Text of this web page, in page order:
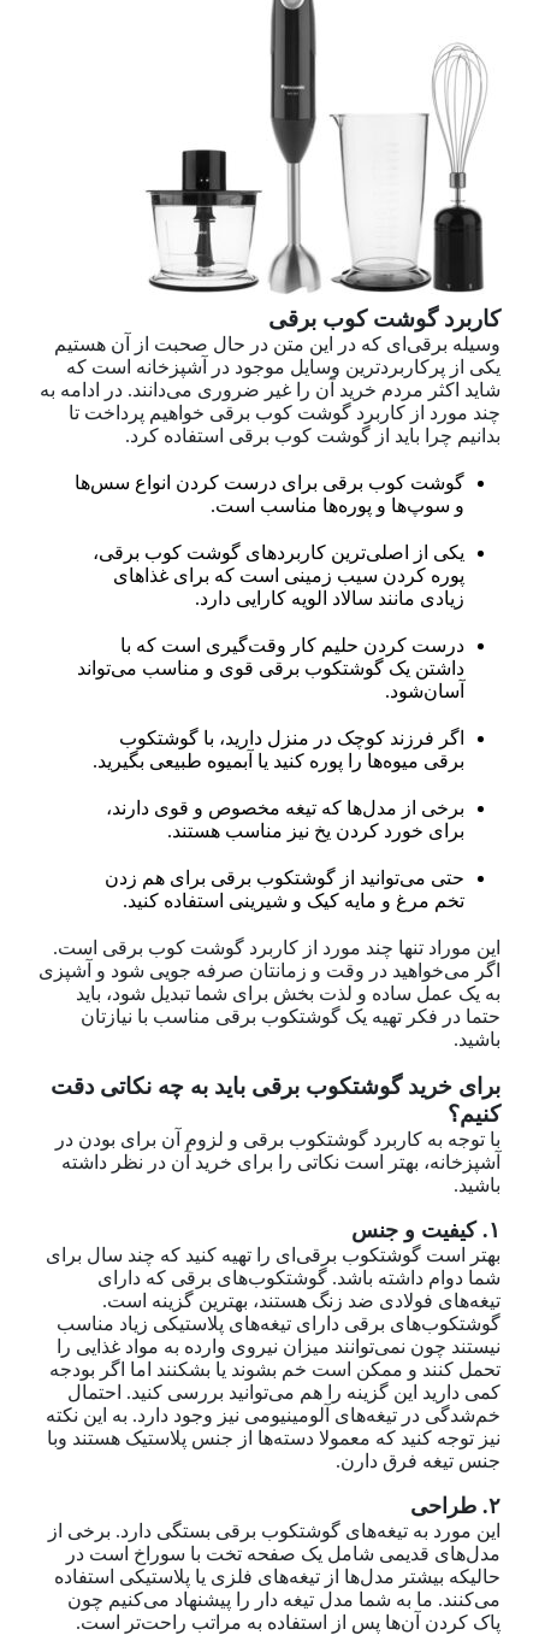
کاربرد گوشت کوب برقی
وسیله‌ برقی‌ای که در این متن در حال صحبت از آن هستیم
یکی از پرکاربردترین وسایل موجود در آشپزخانه است که
شاید اکثر مردم خرید آن را غیر ضروری می‌دانند. در ادامه به
چند مورد از کاربرد گوشت کوب برقی خواهیم پرداخت تا
بدانیم چرا باید از گوشت کوب برقی استفاده کرد.
گوشت کوب برقی برای درست کردن انواع سس‌ها
و سوپ‌ها و پوره‌ها مناسب است.
یکی از اصلی‌ترین کاربردهای گوشت کوب برقی،
پوره کردن سیب زمینی است که برای غذاهای
زیادی مانند سالاد الویه کارایی دارد.
درست کردن حلیم کار وقت‌گیری است که با
داشتن یک گوشتکوب برقی قوی و مناسب می‌تواند
آسان‌شود.
اگر فرزند کوچک در منزل دارید، با گوشتکوب
برقی میوه‌ها را پوره کنید یا آبمیوه طبیعی بگیرید.
برخی از مدل‌ها که تیغه مخصوص و قوی دارند،
برای خورد کردن یخ نیز مناسب هستند.
حتی می‌توانید از گوشتکوب برقی برای هم‌ زدن
تخم مرغ و مایه کیک و شیرینی استفاده کنید.
این موراد تنها چند مورد از کاربرد گوشت کوب برقی است.
اگر می‌خواهید در وقت و زمانتان صرفه جویی شود و آشپزی
به یک عمل ساده و لذت بخش برای شما تبدیل شود، باید
حتما در فکر تهیه یک گوشتکوب برقی مناسب با نیازتان
باشید.
برای خرید گوشتکوب برقی باید به چه نکاتی دقت
کنیم؟
با توجه به کاربرد گوشتکوب برقی و لزوم آن برای بودن در
آشپزخانه، بهتر است نکاتی را برای خرید آن در نظر داشته
باشید.
۱. کیفیت و جنس
بهتر است گوشتکوب برقی‌ای را تهیه کنید که چند سال برای
شما دوام داشته باشد. گوشتکوب‌های برقی که دارای
تیغه‌های فولادی ضد زنگ هستند، بهترین گزینه است.
گوشتکوب‌های برقی دارای تیغه‌های پلاستیکی زیاد مناسب
نیستند چون نمی‌توانند میزان نیروی وارده به مواد غذایی را
تحمل کنند و ممکن است خم بشوند یا بشکنند اما اگر بودجه
کمی دارید این گزینه را هم می‌توانید بررسی کنید. احتمال
خم‌شدگی در تیغه‌های آلومینیومی نیز وجود دارد. به این نکته
نیز توجه کنید که معمولا دسته‌ها از جنس پلاستیک‌ هستند وبا
جنس تیغه فرق دارن.
۲. طراحی
این مورد به تیغه‌های گوشتکوب برقی بستگی دارد. برخی از
مدل‌های قدیمی شامل یک صفحه تخت با سوراخ است در
حالیکه بیشتر مدل‌ها از تیغه‌های فلزی یا پلاستیکی استفاده
می‌کنند. ما به شما مدل تیغه دار را پیشنهاد می‌کنیم چون
پاک کردن آن‌ها پس از استفاده به مراتب راحت‌تر است.